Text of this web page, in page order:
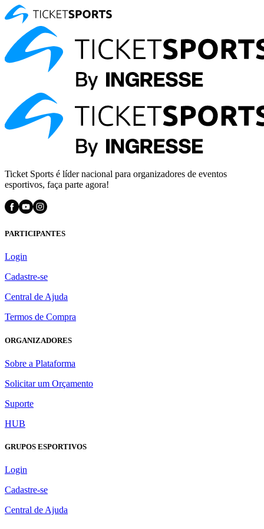
Ticket Sports é líder nacional para organizadores de eventos
esportivos, faça parte agora!
PARTICIPANTES
Login
Cadastre-se
Central de Ajuda
Termos de Compra
ORGANIZADORES
Sobre a Plataforma
Solicitar um Orçamento
Suporte
HUB
GRUPOS ESPORTIVOS
Login
Cadastre-se
Central de Ajuda